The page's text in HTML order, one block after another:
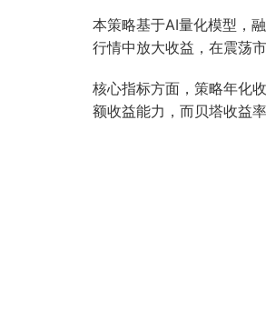
本策略基于AI量化模型，
行情中放大收益，在震荡
核心指标方面，策略年化
额收益能力，而贝塔收益